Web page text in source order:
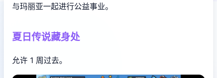
与玛丽亚一起进行公益事业。
夏日传说藏身处
允许 1 周过去。